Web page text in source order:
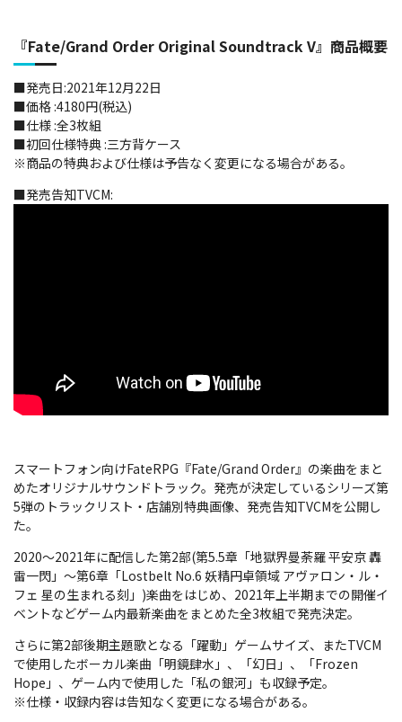
『Fate/Grand Order Original Soundtrack V』商品概要
■発売日:2021年12月22日
■価格 :4180円(税込)
■仕様 :全3枚組
■初回仕様特典 :三方背ケース
※商品の特典および仕様は予告なく変更になる場合がある。
■発売告知TVCM:
スマートフォン向けFateRPG『Fate/Grand Order』の楽曲をまと
めたオリジナルサウンドトラック。発売が決定しているシリーズ第
5弾のトラックリスト・店舗別特典画像、発売告知TVCMを公開し
た。
2020～2021年に配信した第2部(第5.5章「地獄界曼荼羅 平安京 轟
雷一閃」～第6章「Lostbelt No.6 妖精円卓領域 アヴァロン・ル・
フェ 星の生まれる刻」)楽曲をはじめ、2021年上半期までの開催イ
ベントなどゲーム内最新楽曲をまとめた全3枚組で発売決定。
さらに第2部後期主題歌となる「躍動」ゲームサイズ、またTVCM
で使用したボーカル楽曲「明鏡肆水」、「幻日」、「Frozen
Hope」、ゲーム内で使用した「私の銀河」も収録予定。
※仕様・収録内容は告知なく変更になる場合がある。